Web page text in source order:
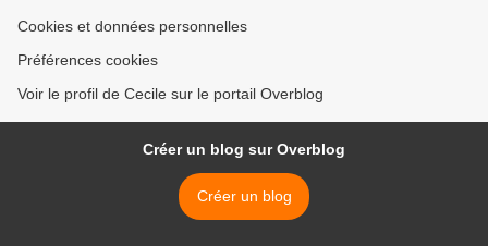
Cookies et données personnelles
Préférences cookies
Voir le profil de Cecile sur le portail Overblog
Créer un blog sur Overblog
Créer un blog